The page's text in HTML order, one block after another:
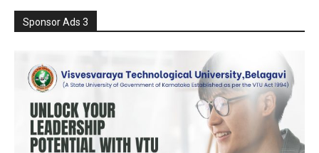
Sponsor Ads 3